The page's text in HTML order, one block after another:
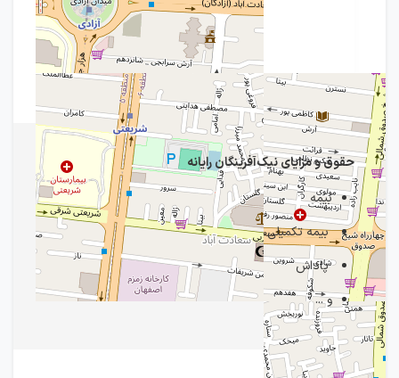
حقوق و مزایای نیک‌آفرینگان رایانه
بیمه
بیمه تکمیلی
پاداش
و ...